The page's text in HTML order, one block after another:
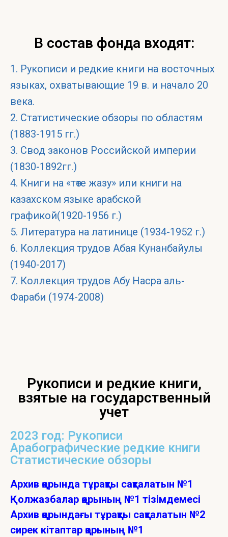
В состав фонда входят:
1. Рукописи и редкие книги на восточных
языках, охватывающие 19 в. и начало 20
века.
2. Статистические обзоры по областям
(1883-1915 гг.)
3. Свод законов Российской империи
(1830-1892гг.)
4. Книги на «төте жазу» или книги на
казахском языке арабской
графикой(1920-1956 г.)
5. Литература на латинице (1934-1952 г.)
6. Коллекция трудов Абая Кунанбайулы
(1940-2017)
7. Коллекция трудов Абу Насра аль-
Фараби (1974-2008)
Рукописи и редкие книги,
взятые на государственный
учет
2023 год: Рукописи
Арабографические редкие книги
Статистические обзоры
Архив қорында тұрақты сақталатын №1
Қолжазбалар қорының №1 тізімдемесі
Архив қорындағы тұрақты сақталатын №2
сирек кітаптар қорының №1